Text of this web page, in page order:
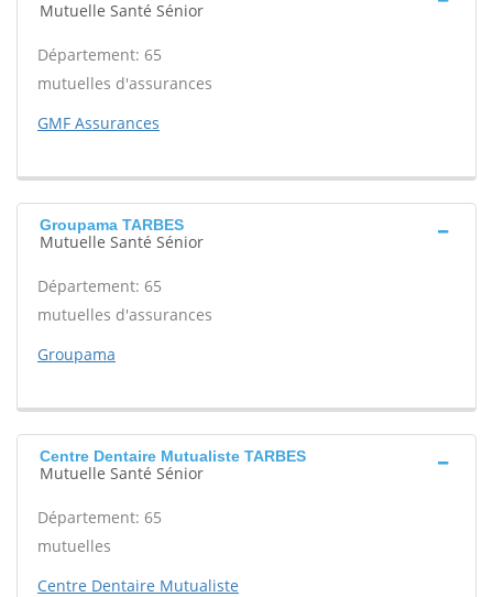
Mutuelle Santé Sénior
Département: 65
mutuelles d'assurances
GMF Assurances
Groupama TARBES
Mutuelle Santé Sénior
Département: 65
mutuelles d'assurances
Groupama
Centre Dentaire Mutualiste TARBES
Mutuelle Santé Sénior
Département: 65
mutuelles
Centre Dentaire Mutualiste